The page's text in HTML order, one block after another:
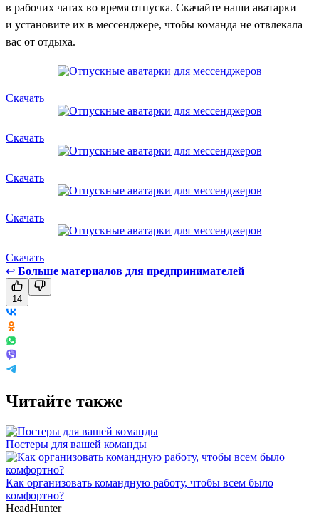
в рабочих чатах во время отпуска. Скачайте наши аватарки
и установите их в мессенджере, чтобы команда не отвлекала
вас от отдыха.
Скачать
Скачать
Скачать
Скачать
Скачать
↩ Больше материалов для предпринимателей
14
Читайте также
Постеры для вашей команды
Как организовать командную работу, чтобы всем было
комфортно?
HeadHunter